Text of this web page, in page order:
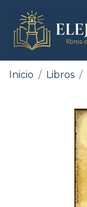
Inicio Libros